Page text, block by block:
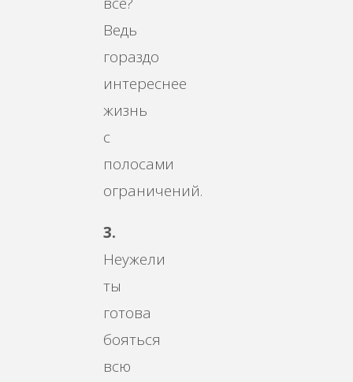
Ведь
гораздо
интереснее
жизнь
с
полосами
ограничений.
3.
Неужели
ты
готова
бояться
всю